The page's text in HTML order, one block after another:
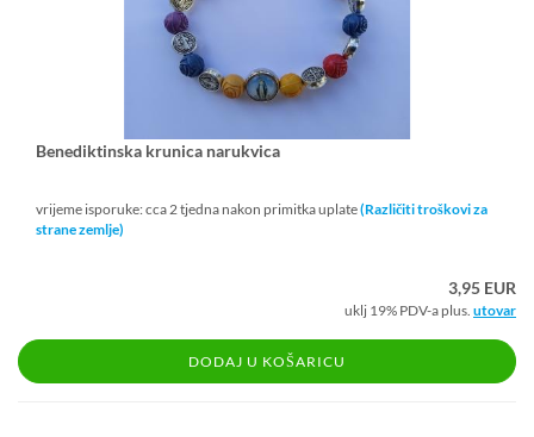
Be­ne­dik­tin­ska kru­ni­ca na­ruk­vi­ca
vrijeme isporuke: cca 2 tjedna nakon primitka uplate(Različiti troškovi za
strane zemlje)
3,95 EUR
uklj 19% PDV-a plus. utovar
DODAJ U KOŠARICU